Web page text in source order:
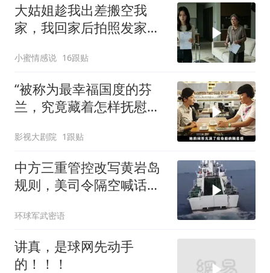
大姑姐趁我出差搬空我
家，我回家后拍照发家族
小蜜情感说 16跟贴
“被称为最幸福国度的芬
兰，究竟藏着怎样抚慰人
影视大剧院 1跟贴
中方三重管控改写黄岩岛
规则，美司令隔空喊话露
环球军武密语
讲真，是球网先动手
的！！！